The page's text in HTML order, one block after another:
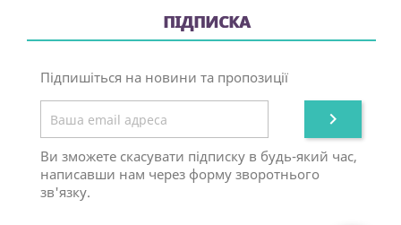
ПІДПИСКА
Підпишіться на новини та пропозиції

Ви зможете скасувати підписку в будь-який час,
написавши нам через форму зворотнього
зв'язку.